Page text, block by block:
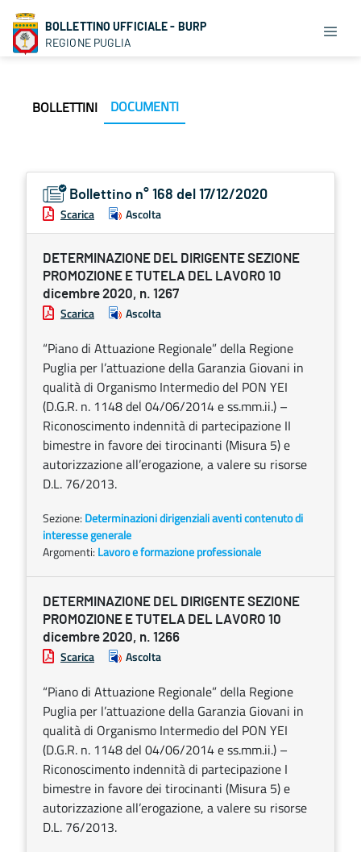
BOLLETTINO UFFICIALE - BURP
REGIONE PUGLIA
BOLLETTINI DOCUMENTI
Bollettino n° 168 del 17/12/2020
Scarica Ascolta
DETERMINAZIONE DEL DIRIGENTE SEZIONE
PROMOZIONE E TUTELA DEL LAVORO 10
dicembre 2020, n. 1267
Scarica Ascolta
“Piano di Attuazione Regionale” della Regione
Puglia per l’attuazione della Garanzia Giovani in
qualità di Organismo Intermedio del PON YEI
(D.G.R. n. 1148 del 04/06/2014 e ss.mm.ii.) –
Riconoscimento indennità di partecipazione II
bimestre in favore dei tirocinanti (Misura 5) e
autorizzazione all’erogazione, a valere su risorse
D.L. 76/2013.
Sezione: Determinazioni dirigenziali aventi contenuto di
interesse generale
Argomenti: Lavoro e formazione professionale
DETERMINAZIONE DEL DIRIGENTE SEZIONE
PROMOZIONE E TUTELA DEL LAVORO 10
dicembre 2020, n. 1266
Scarica Ascolta
“Piano di Attuazione Regionale” della Regione
Puglia per l’attuazione della Garanzia Giovani in
qualità di Organismo Intermedio del PON YEI
(D.G.R. n. 1148 del 04/06/2014 e ss.mm.ii.) –
Riconoscimento indennità di partecipazione I
bimestre in favore dei tirocinanti (Misura 5) e
autorizzazione all’erogazione, a valere su risorse
D.L. 76/2013.